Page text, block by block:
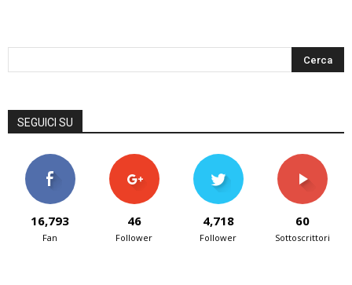
SEGUICI SU
16,793
Fan
46
Follower
4,718
Follower
60
Sottoscrittori